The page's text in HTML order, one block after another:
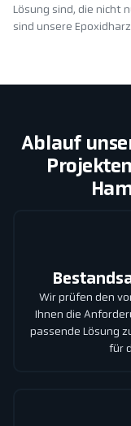
Lösung sind, die nicht
sind unsere
Ablauf
Wir prüfen den
Ihnen die
passende Lösung
für